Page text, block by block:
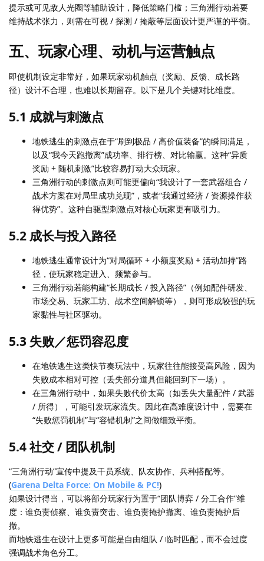
提示或可见敌人光圈等辅助设计，降低策略门槛；三角洲行动若要
维持战术张力，则需在可视 / 探测 / 掩蔽等层面设计更严谨的平衡。
五、玩家心理、动机与运营触点
即使机制设定非常好，如果玩家动机触点（奖励、反馈、成长路
径）设计不合理，也难以长期留存。以下是几个关键对比维度。
5.1 成就与刺激点
地铁逃生的刺激点在于“刷到极品 / 高价值装备”的瞬间满足，
以及“我今天跑撤离”成功率、排行榜、对比输赢。这种“异质
奖励 + 随机刺激”比较容易打动大众玩家。
三角洲行动的刺激点则可能更偏向“我设计了一套武器组合 /
战术方案在对局里成功兑现”，或者“我通过经济 / 资源操作获
得优势”。这种自驱型刺激点对核心玩家更有吸引力。
5.2 成长与投入路径
地铁逃生通常设计为“对局循环 + 小额度奖励 + 活动加持”路
径，使玩家稳定进入、频繁参与。
三角洲行动若能构建“长期成长 / 投入路径”（例如配件研发、
市场交易、玩家工坊、战术空间解锁等），则可形成较强的玩
家黏性与社区驱动。
5.3 失败／惩罚容忍度
在地铁逃生这类快节奏玩法中，玩家往往能接受高风险，因为
失败成本相对可控（丢失部分道具但能回到下一场）。
在三角洲行动中，如果失败代价太高（如丢失大量配件 / 武器
/ 所得），可能引发玩家流失。因此在高难度设计中，需要在
“失败惩罚机制”与“容错机制”之间做细致平衡。
5.4 社交 / 团队机制
“三角洲行动”宣传中提及干员系统、队友协作、兵种搭配等。
(Garena Delta Force: On Mobile & PC!)
如果设计得当，可以将部分玩家行为置于“团队博弈 / 分工合作”维
度：谁负责侦察、谁负责突击、谁负责掩护撤离、谁负责掩护后
撤。
而地铁逃生在设计上更多可能是自由组队 / 临时匹配，而不会过度
强调战术角色分工。